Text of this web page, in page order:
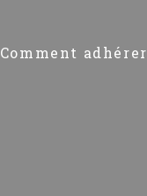
Comment adhérer